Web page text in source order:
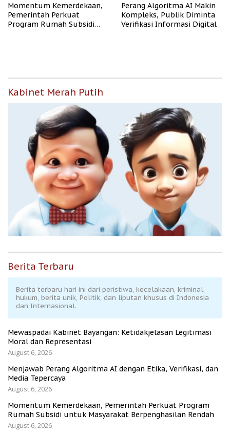
Momentum Kemerdekaan,
Pemerintah Perkuat
Program Rumah Subsidi
Perang Algoritma AI Makin
Kompleks, Publik Diminta
Verifikasi Informasi Digital
Kabinet Merah Putih
Berita Terbaru
Berita terbaru hari ini dari peristiwa, kecelakaan, kriminal,
hukum, berita unik, Politik, dan liputan khusus di Indonesia
dan Internasional.
Mewaspadai Kabinet Bayangan: Ketidakjelasan Legitimasi
Moral dan Representasi
August 6, 2026
Menjawab Perang Algoritma AI dengan Etika, Verifikasi, dan
Media Tepercaya
August 6, 2026
Momentum Kemerdekaan, Pemerintah Perkuat Program
Rumah Subsidi untuk Masyarakat Berpenghasilan Rendah
August 6, 2026